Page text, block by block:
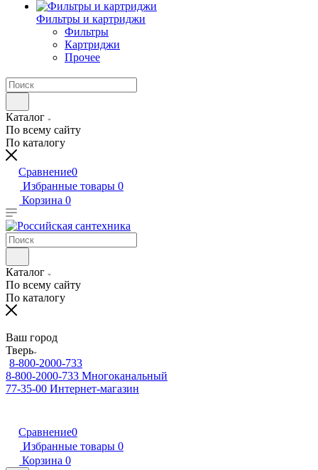
Фильтры и картриджи
Фильтры
Картриджи
Прочее
Каталог
По всему сайту
По каталогу
Сравнение0
Избранные товары 0
Корзина 0
Каталог
По всему сайту
По каталогу
Ваш город
Тверь
8-800-2000-733
8-800-2000-733 Многоканальный
77-35-00 Интернет-магазин
Сравнение0
Избранные товары 0
Корзина 0